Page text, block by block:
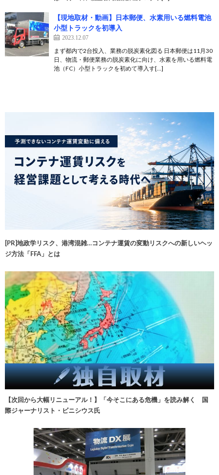
【現地取材・動画】日本郵便、水素用いる燃料電池
小型トラックを初導入
2023.12.07
まず都内で2台投入、業務の脱炭素化図る 日本郵便は11月30
日、物流・郵便業務の脱炭素化に向け、水素を用いる燃料電
池（FC）小型トラックを初めて導入す[…]
[PR]地政学リスク、港湾混雑…コンテナ運賃の変動リスクへの新しいヘッ
ジ方法「FFA」とは
【次回から大幅リニューアル！】「今そこにある危機」を読み解く 国
際ジャーナリスト・ビニシウス氏